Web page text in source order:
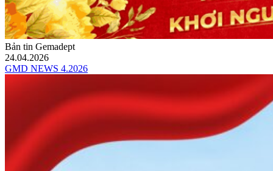
Bản tin Gemadept
24.04.2026
GMD NEWS 4.2026